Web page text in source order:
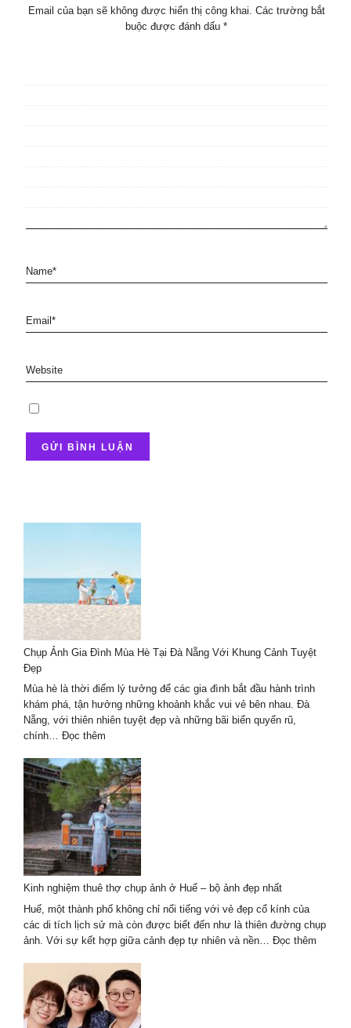
Email của bạn sẽ không được hiển thị công khai. Các trường bắt
buộc được đánh dấu*
Chụp Ảnh Gia Đình Mùa Hè Tại Đà Nẵng Với Khung Cảnh Tuyệt
Đẹp
Mùa hè là thời điểm lý tưởng để các gia đình bắt đầu hành trình
khám phá, tận hưởng những khoảnh khắc vui vẻ bên nhau. Đà
Nẵng, với thiên nhiên tuyệt đẹp và những bãi biển quyến rũ,
chính… Đọc thêm
Ảnh
Gia
Đình
Mùa
Hè
Tại
Đà
Nẵng
Với
Khung
Cảnh
Tuyệt
Kinh nghiệm thuê thợ chụp ảnh ở Huế – bộ ảnh đẹp nhất
Huế, một thành phố không chỉ nổi tiếng với vẻ đẹp cổ kính của
các di tích lịch sử mà còn được biết đến như là thiên đường chụp
ảnh. Với sự kết hợp giữa cảnh đẹp tự nhiên và nền… Đọc thêm